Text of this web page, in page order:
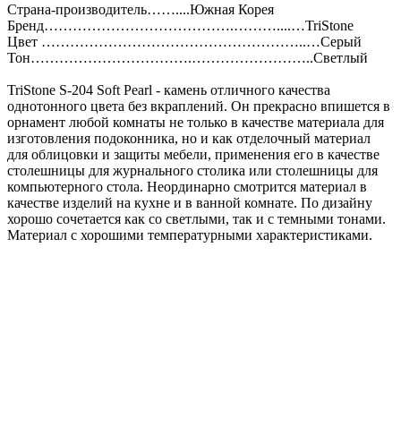
Страна-производитель……....Южная Корея
Бренд………………………………….………....…TriStone
Цвет ………………………………………………..…Серый
Тон…………………………….……………………..Светлый
TriStone S-204 Soft Pearl - камень отличного качества
однотонного цвета без вкраплений. Он прекрасно впишется в
орнамент любой комнаты не только в качестве материала для
изготовления подоконника, но и как отделочный материал
для облицовки и защиты мебели, применения его в качестве
столешницы для журнального столика или столешницы для
компьютерного стола. Неординарно смотрится материал в
качестве изделий на кухне и в ванной комнате. По дизайну
хорошо сочетается как со светлыми, так и с темными тонами.
Материал с хорошими температурными характеристиками.